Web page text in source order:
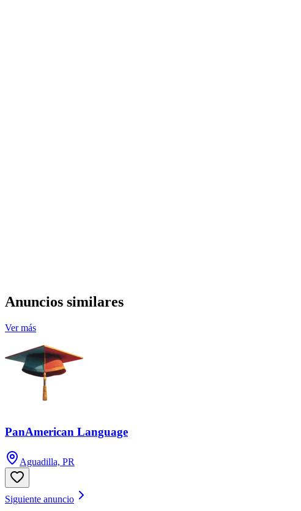
Anuncios similares
Ver más
PanAmerican Language
Aguadilla, PR
Siguiente anuncio